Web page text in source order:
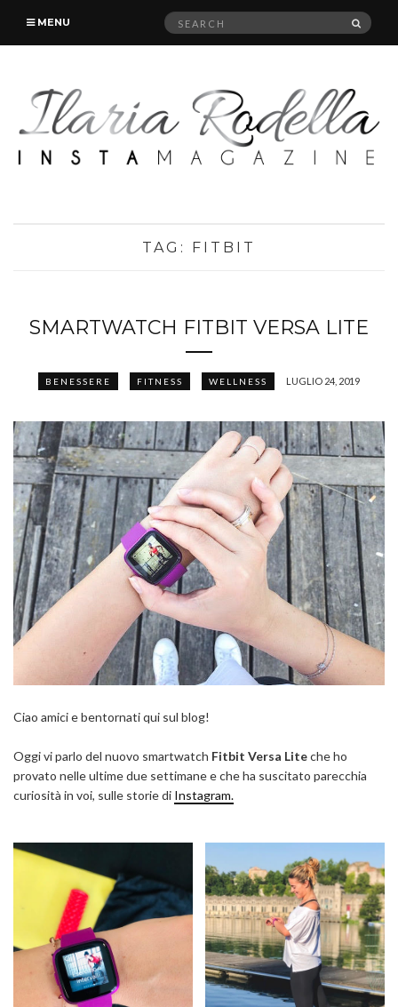
MENU
Search
TAG: FITBIT
SMARTWATCH FITBIT VERSA LITE
BENESSERE FITNESS WELLNESS LUGLIO 24, 2019
Ciao amici e bentornati qui sul blog!
Oggi vi parlo del nuovo smartwatch Fitbit Versa Liteche ho
provato nelle ultime due settimane e che ha suscitato parecchia
curiosità in voi, sulle storie di Instagram.